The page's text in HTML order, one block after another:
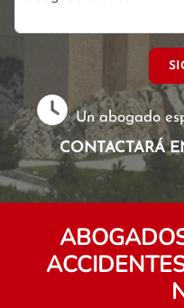
Un abogado
CONTACTARÁ